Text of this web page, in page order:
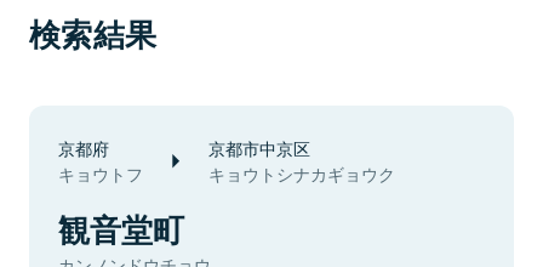
検索結果
京都府
キョウトフ
京都市中京区
キョウトシナカギョウク
観音堂町